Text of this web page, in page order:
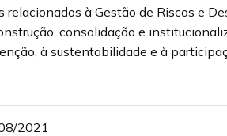
relacionados à Gestão de Riscos e
consolidação e
à sustentabilidade e à
2021